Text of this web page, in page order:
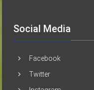
Social Media
Facebook
Twitter